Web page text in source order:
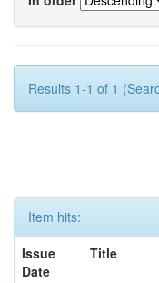
Results 1-1 of 1
Item hits:
Issue
Date
Title